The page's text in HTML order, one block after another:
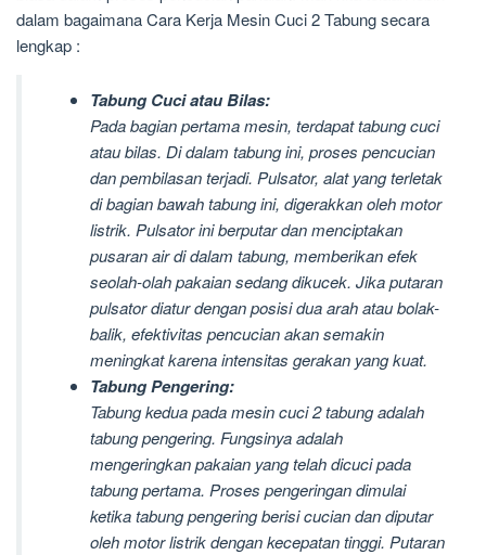
dalam bagaimana Cara Kerja Mesin Cuci 2 Tabung secara
lengkap :
Tabung Cuci atau Bilas:
Pada bagian pertama mesin, terdapat tabung cuci
atau bilas. Di dalam tabung ini, proses pencucian
dan pembilasan terjadi. Pulsator, alat yang terletak
di bagian bawah tabung ini, digerakkan oleh motor
listrik. Pulsator ini berputar dan menciptakan
pusaran air di dalam tabung, memberikan efek
seolah-olah pakaian sedang dikucek. Jika putaran
pulsator diatur dengan posisi dua arah atau bolak-
balik, efektivitas pencucian akan semakin
meningkat karena intensitas gerakan yang kuat.
Tabung Pengering:
Tabung kedua pada mesin cuci 2 tabung adalah
tabung pengering. Fungsinya adalah
mengeringkan pakaian yang telah dicuci pada
tabung pertama. Proses pengeringan dimulai
ketika tabung pengering berisi cucian dan diputar
oleh motor listrik dengan kecepatan tinggi. Putaran